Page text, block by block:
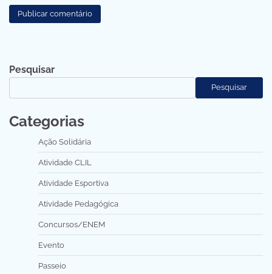
Pesquisar
Pesquisar
Categorias
Ação Solidária
Atividade CLIL
Atividade Esportiva
Atividade Pedagógica
Concursos/ENEM
Evento
Passeio